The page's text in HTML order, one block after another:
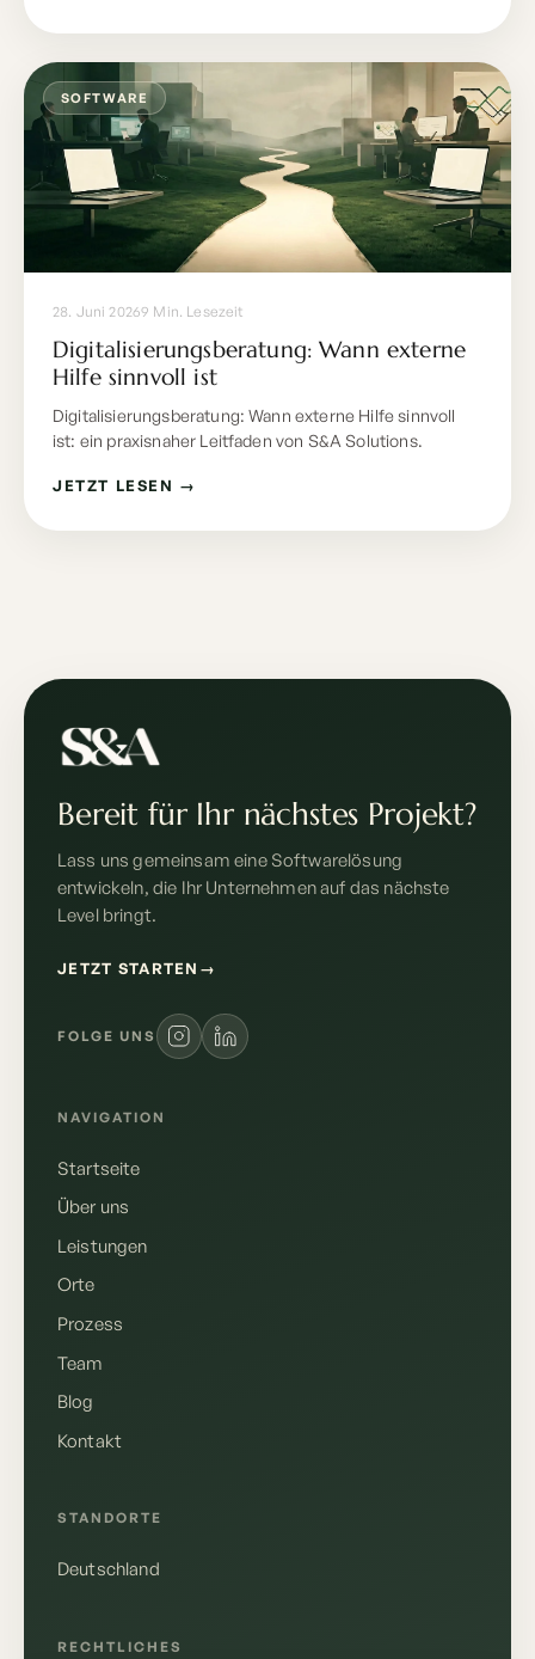
SOFTWARE
28. Juni 20269 Min. Lesezeit
Digitalisierungsberatung: Wann externe
Hilfe sinnvoll ist
Digitalisierungsberatung: Wann externe Hilfe sinnvoll
ist: ein praxisnaher Leitfaden von S&A Solutions.
JETZT LESEN →
Bereit für Ihr nächstes Projekt?
Lass uns gemeinsam eine Softwarelösung
entwickeln, die Ihr Unternehmen auf das nächste
Level bringt.
JETZT STARTEN →
FOLGE UNS
NAVIGATION
Startseite
Über uns
Leistungen
Orte
Prozess
Team
Blog
Kontakt
STANDORTE
Deutschland
RECHTLICHES